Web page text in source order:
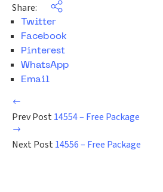
Share:
Twitter
Facebook
Pinterest
WhatsApp
Email
Prev Post 14554 – Free Package
Next Post 14556 – Free Package